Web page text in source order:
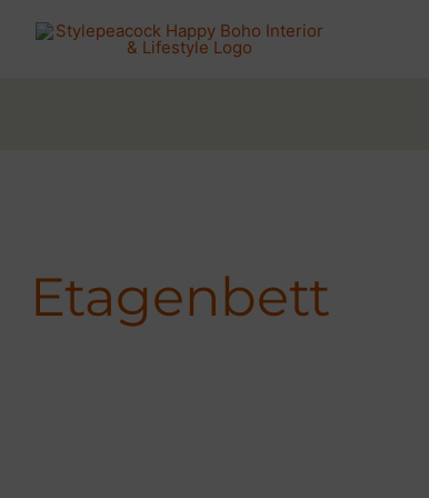
Etagenbett